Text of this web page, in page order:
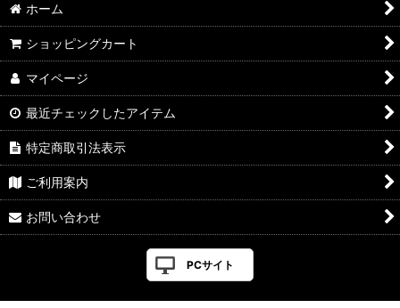
ホーム
ショッピングカート
マイページ
最近チェックしたアイテム
特定商取引法表示
ご利用案内
お問い合わせ
PCサイト